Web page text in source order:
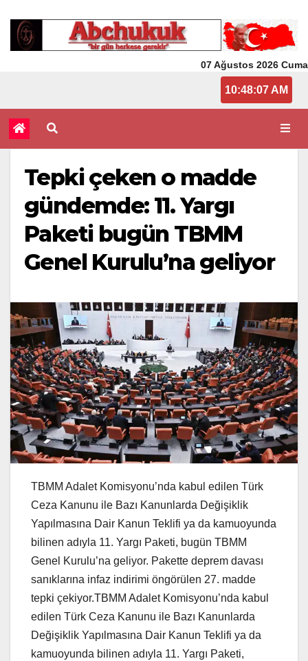
07 Ağustos 2026 Cuma
10:48:08 AM
Tepki çeken o madde
gündemde: 11. Yargı
Paketi bugün TBMM
Genel Kurulu’na geliyor
TBMM Adalet Komisyonu’nda kabul edilen Türk
Ceza Kanunu ile Bazı Kanunlarda Değişiklik
Yapılmasına Dair Kanun Teklifi ya da kamuoyunda
bilinen adıyla 11. Yargı Paketi, bugün TBMM
Genel Kurulu’na geliyor. Pakette deprem davası
sanıklarına infaz indirimi öngörülen 27. madde
tepki çekiyor.TBMM Adalet Komisyonu’nda kabul
edilen Türk Ceza Kanunu ile Bazı Kanunlarda
Değişiklik Yapılmasına Dair Kanun Teklifi ya da
kamuoyunda bilinen adıyla 11. Yargı Paketi,